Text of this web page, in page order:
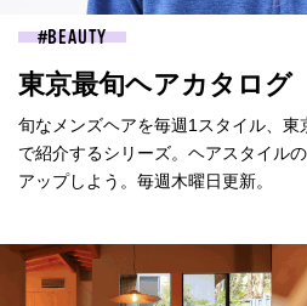
BEAUTY
東京最旬ヘアカタログ
旬なメンズヘアを毎週1スタイル、
で紹介するシリーズ。ヘアスタイル
アップしよう。毎週木曜日更新。